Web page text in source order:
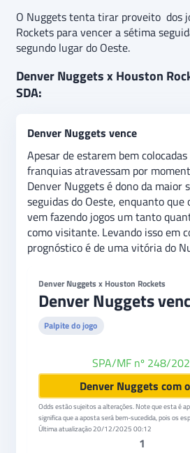
O Nuggets tenta tirar proveito dos
Rockets para vencer a sétima
segundo lugar do Oeste.
Denver Nuggets x Houston
SDA:
Denver Nuggets vence
Apesar de estarem bem
franquias atravessam por
Denver Nuggets é dono da maior
seguidas do Oeste, enquanto que
vem fazendo jogos um tanto
como visitante. Levando isso em
prognóstico é de uma vitória do
Denver Nuggets x Houston Rockets
Denver Nuggets
Palpite do jogo
SPA/MF nº 248/
Denver Nuggets com
Odds estão sujeitos a alterações. Note que esta é
significa que a aposta será bem-sucedida, pois os
Última atualização20/12/2025 00:12
1